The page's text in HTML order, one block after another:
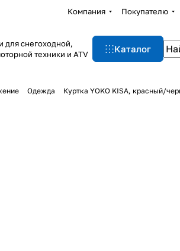
Компания Покупателю
для снегоходной,
техники и ATV
Каталог
Одежда Куртка YOKO KISA, красный/